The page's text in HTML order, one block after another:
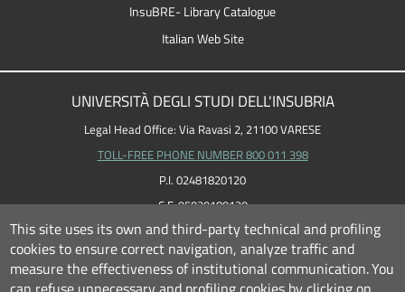
InsuBRE- Library Catalogue
Italian Web Site
UNIVERSITÀ DEGLI STUDI DELL'INSUBRIA
Legal Head Office: Via Ravasi 2, 21100 VARESE
TOLL-FREE PHONE NUMBER 800 011 398
P.I. 02481820120
C.F. 95039180120
This site uses its own and third-party technical and profiling
cookies to ensure correct navigation, analyze traffic and
measure the effectiveness of institutional communication.You